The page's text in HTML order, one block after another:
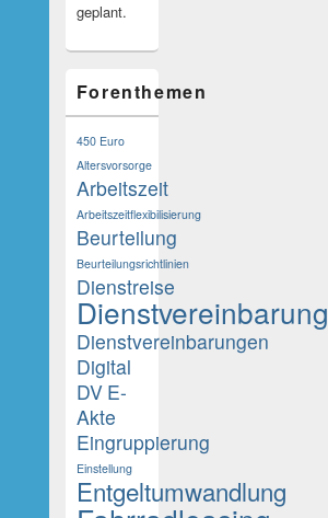
geplant.
Forenthemen
450 Euro
Altersvorsorge
Arbeitszeit
Arbeitszeitflexibilisierung
Beurteilung
Beurteilungsrichtlinien
Dienstreise
Dienstvereinbarung
Dienstvereinbarungen
Digital
DV E-
Akte
Eingruppierung
Einstellung
Entgeltumwandlung